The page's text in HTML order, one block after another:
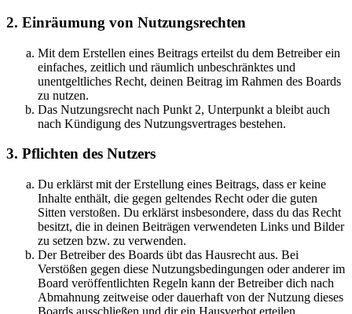
2. Einräumung von Nutzungsrechten
Mit dem Erstellen eines Beitrags erteilst du dem Betreiber ein
einfaches, zeitlich und räumlich unbeschränktes und
unentgeltliches Recht, deinen Beitrag im Rahmen des Boards
zu nutzen.
Das Nutzungsrecht nach Punkt 2, Unterpunkt a bleibt auch
nach Kündigung des Nutzungsvertrages bestehen.
3. Pflichten des Nutzers
Du erklärst mit der Erstellung eines Beitrags, dass er keine
Inhalte enthält, die gegen geltendes Recht oder die guten
Sitten verstoßen. Du erklärst insbesondere, dass du das Recht
besitzt, die in deinen Beiträgen verwendeten Links und Bilder
zu setzen bzw. zu verwenden.
Der Betreiber des Boards übt das Hausrecht aus. Bei
Verstößen gegen diese Nutzungsbedingungen oder anderer im
Board veröffentlichten Regeln kann der Betreiber dich nach
Abmahnung zeitweise oder dauerhaft von der Nutzung dieses
Boards ausschließen und dir ein Hausverbot erteilen.